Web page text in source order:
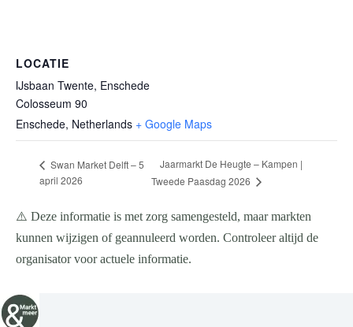
LOCATIE
IJsbaan Twente, Enschede
Colosseum 90
Enschede, Netherlands + Google Maps
Swan Market Delft – 5
april 2026
Jaarmarkt De Heugte – Kampen |
Tweede Paasdag 2026
⚠️ Deze informatie is met zorg samengesteld, maar markten
kunnen wijzigen of geannuleerd worden. Controleer altijd de
organisator voor actuele informatie.